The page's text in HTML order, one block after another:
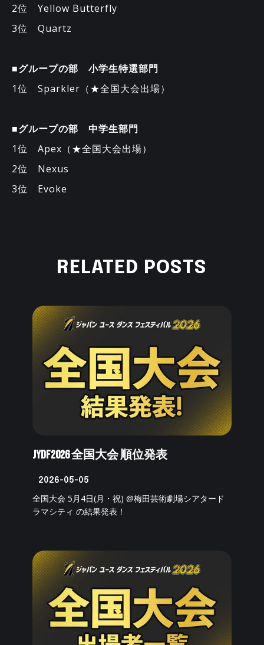
2位 Yellow Butterfly
3位 Quartz
■グループの部 小学生特選部門
1位 Sparkler（★全国大会出場）
■グループの部 中学生部門
1位 Apex（★全国大会出場）
2位 Nexus
3位 Evoke
RELATED POSTS
JYDF2026 全国大会 順位発表
2026-05-05
全国大会 5月4日(月・祝) @梅田芸術劇場シアタード
ラマシティ の結果発表！